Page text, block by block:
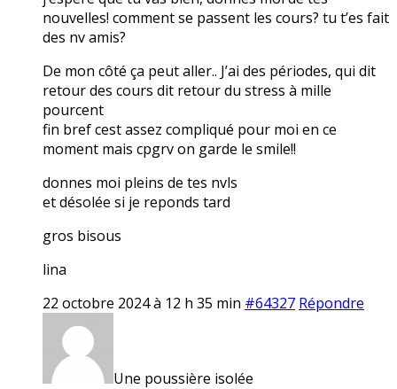
nouvelles! comment se passent les cours? tu t’es fait
des nv amis?
De mon côté ça peut aller.. J’ai des périodes, qui dit
retour des cours dit retour du stress à mille
pourcent
fin bref cest assez compliqué pour moi en ce
moment mais cpgrv on garde le smile!!
donnes moi pleins de tes nvls
et désolée si je reponds tard
gros bisous
lina
22 octobre 2024 à 12 h 35 min #64327 Répondre
Une poussière isolée